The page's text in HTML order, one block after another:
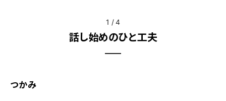
1 /4
話し始めのひと工夫
つかみ